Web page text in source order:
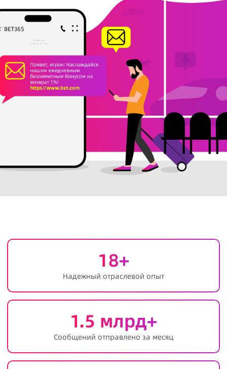
18+
Надежный отраслевой опыт
1.5 млрд+
Сообщений отправлено за месяц